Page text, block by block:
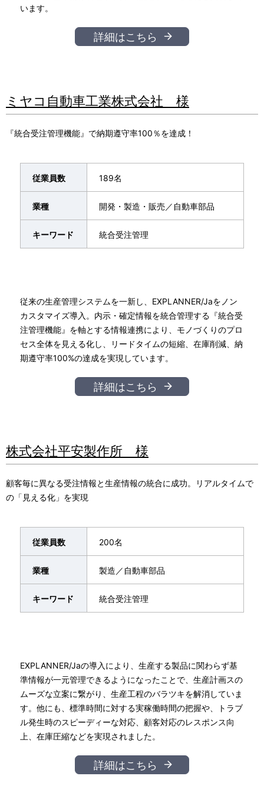
います。
詳細はこちら
ミヤコ自動車工業株式会社 様
『統合受注管理機能』で納期遵守率100％を達成！
従業員数 189名
業種 開発・製造・販売／自動車部品
キーワード 統合受注管理
従来の生産管理システムを一新し、EXPLANNER/Jaをノン
カスタマイズ導入。内示・確定情報を統合管理する『統合受
注管理機能』を軸とする情報連携により、モノづくりのプロ
セス全体を見える化し、リードタイムの短縮、在庫削減、納
期遵守率100%の達成を実現しています。
詳細はこちら
株式会社平安製作所 様
顧客毎に異なる受注情報と生産情報の統合に成功。リアルタイムで
の「見える化」を実現
従業員数 200名
業種 製造／自動車部品
キーワード 統合受注管理
EXPLANNER/Jaの導入により、生産する製品に関わらず基
準情報が一元管理できるようになったことで、生産計画スの
ムーズな立案に繋がり、生産工程のバラツキを解消していま
す。他にも、標準時間に対する実稼働時間の把握や、トラブ
ル発生時のスピーディーな対応、顧客対応のレスポンス向
上、在庫圧縮などを実現されました。
詳細はこちら